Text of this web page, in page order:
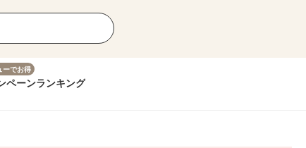
ーでお得
ペーンランキング